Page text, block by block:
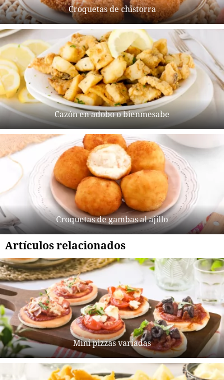
Croquetas de chistorra
Cazón en adobo o bienmesabe
Croquetas de gambas al ajillo
Artículos relacionados
Mini pizzas variadas